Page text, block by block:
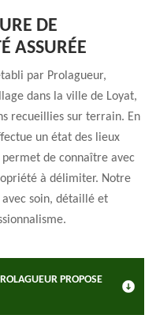
DE
ASSURÉE
par Prolagueur,
dans la ville de Loyat,
recueillies sur terrain. En
un état des lieux
permet de connaître avec
à délimiter. Notre
soin, détaillé et
PROPOSE